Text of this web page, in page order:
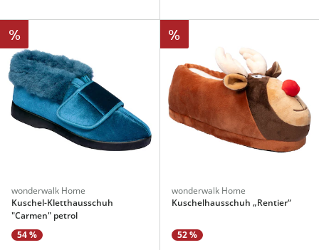
%
wonderwalk Home
Kuschel-Kletthausschuh
"Carmen" petrol
54 %
%
wonderwalk Home
Kuschelhausschuh „Rentier“
52 %